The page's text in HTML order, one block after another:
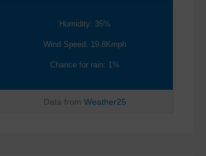
Humidity: 35%
Wind Speed: 19.8Kmph
Chance for rain: 1%
Data from Weather25